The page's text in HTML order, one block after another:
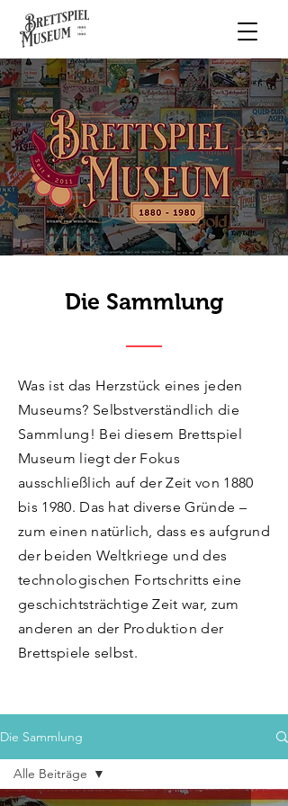
Die Sammlung
Was ist das Herzstück eines jeden
Museums? Selbstverständlich die
Sammlung! Bei diesem Brettspiel
Museum liegt der Fokus
ausschließlich auf der Zeit von 1880
bis 1980. Das hat diverse Gründe –
zum einen natürlich, dass es aufgrund
der beiden Weltkriege und des
technologischen Fortschritts eine
geschichtsträchtige Zeit war, zum
anderen an der Produktion der
Brettspiele selbst.
Die Sammlung
Alle Beiträge